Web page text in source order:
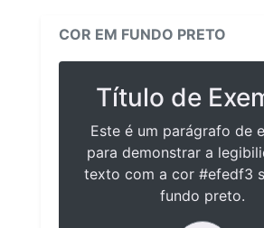
COR EM FUNDO PRETO
Título de
Este é um parágrafo de
para demonstrar a
texto com a cor #efedf3
fundo preto.